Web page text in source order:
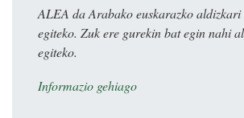
ALEA da Arabako euskarazko
egiteko. Zuk ere gurekin bat egin nahi
egiteko.
Informazio gehiago